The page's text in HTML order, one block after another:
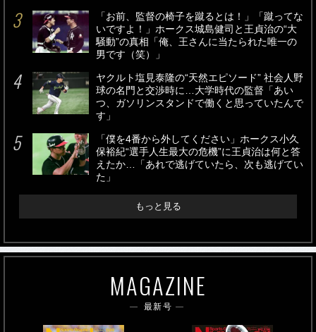
「お前、監督の椅子を蹴るとは！」「蹴ってな
いですよ！」ホークス城島健司と王貞治の“大
騒動”の真相「俺、王さんに当たられた唯一の
男です（笑）」
ヤクルト塩見泰隆の“天然エピソード” 社会人野
球の名門と交渉時に…大学時代の監督「あい
つ、ガソリンスタンドで働くと思っていたんで
す」
「僕を4番から外してください」ホークス小久
保裕紀“選手人生最大の危機”に王貞治は何と答
えたか…「あれで逃げていたら、次も逃げてい
た」
もっと見る
MAGAZINE
最新号